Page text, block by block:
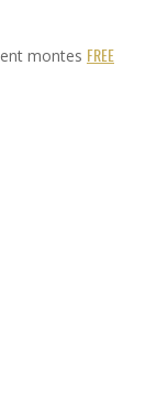
montes FREE